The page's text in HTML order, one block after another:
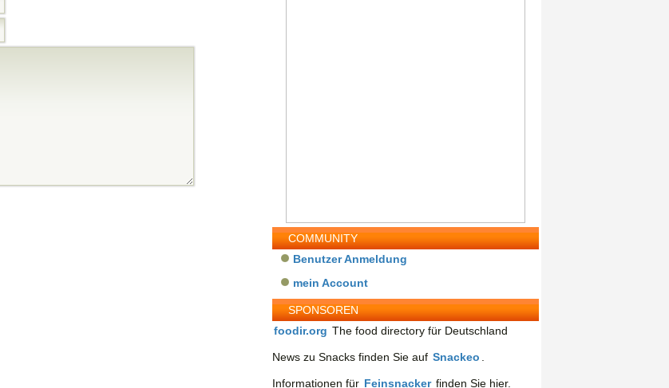
COMMUNITY
Benutzer Anmeldung
mein Account
SPONSOREN
foodir.org The food directory für Deutschland
News zu Snacks finden Sie auf Snackeo
Informationen für Feinsnacker finden Sie hier.